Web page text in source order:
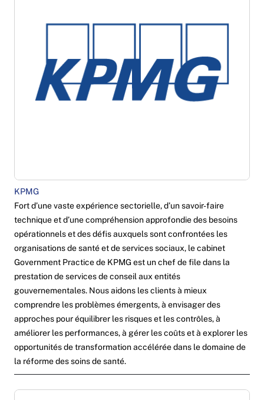
KPMG
Fort d’une vaste expérience sectorielle, d’un savoir-faire
technique et d’une compréhension approfondie des besoins
opérationnels et des défis auxquels sont confrontées les
organisations de santé et de services sociaux, le cabinet
Government Practice de KPMG est un chef de file dans la
prestation de services de conseil aux entités
gouvernementales. Nous aidons les clients à mieux
comprendre les problèmes émergents, à envisager des
approches pour équilibrer les risques et les contrôles, à
améliorer les performances, à gérer les coûts et à explorer les
opportunités de transformation accélérée dans le domaine de
la réforme des soins de santé.